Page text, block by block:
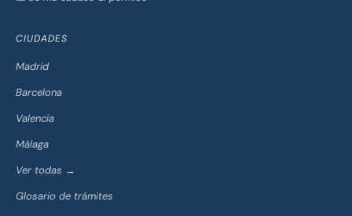
CIUDADES
Madrid
Barcelona
Valencia
Málaga
Ver todas →
Glosario de trámites